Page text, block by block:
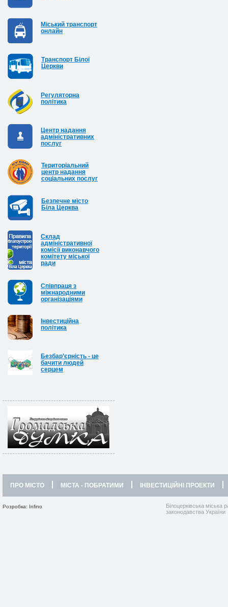
Міський транспорт
онлайн
Транспорт Білої
Церкви
Регуляторна
політика
Центр надання
адміністративних
послуг
Територіальний
центр надання
соціальних послуг
Безпечне місто
Біла Церква
Cклад
адміністративної
комісії виконавчого
комітету міської
ради
Співпраця з
міжнародними
організаціями
Інвестиційна
політика
Безбар’єрність - це
бачити людей
серцем
ПРО МІСТО МІСТА - ПОБРАТИМИ ІНВЕСТИЦІЙНІ ПРОЕКТИ
Розробка: Infino
Білоцерківська міська
законодавства України